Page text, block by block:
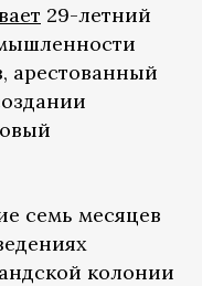
29-летний
арестованный
семь месяцев
колонии